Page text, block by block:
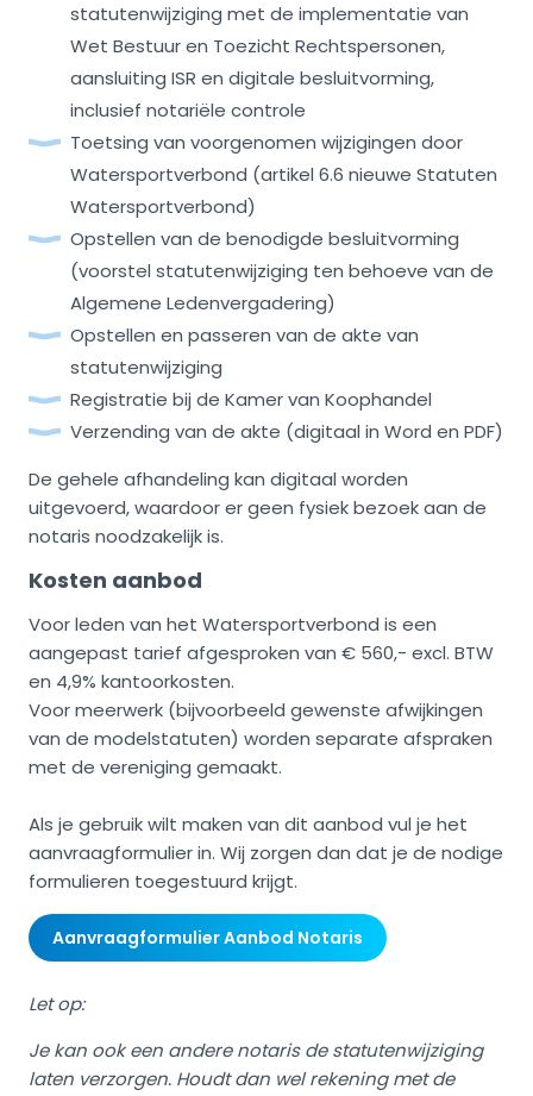
statutenwijziging met de implementatie van
Wet Bestuur en Toezicht Rechtspersonen,
aansluiting ISR en digitale besluitvorming,
inclusief notariële controle
Toetsing van voorgenomen wijzigingen door
Watersportverbond (artikel 6.6 nieuwe Statuten
Watersportverbond)
Opstellen van de benodigde besluitvorming
(voorstel statutenwijziging ten behoeve van de
Algemene Ledenvergadering)
Opstellen en passeren van de akte van
statutenwijziging
Registratie bij de Kamer van Koophandel
Verzending van de akte (digitaal in Word en PDF)
De gehele afhandeling kan digitaal worden
uitgevoerd, waardoor er geen fysiek bezoek aan de
notaris noodzakelijk is.
Kosten aanbod
Voor leden van het Watersportverbond is een
aangepast tarief afgesproken van € 560,- excl. BTW
en 4,9% kantoorkosten.
Voor meerwerk (bijvoorbeeld gewenste afwijkingen
van de modelstatuten) worden separate afspraken
met de vereniging gemaakt.
Als je gebruik wilt maken van dit aanbod vul je het
aanvraagformulier in. Wij zorgen dan dat je de nodige
formulieren toegestuurd krijgt.
Aanvraagformulier Aanbod Notaris
Let op:
Je kan ook een andere notaris de statutenwijziging
laten verzorgen. Houdt dan wel rekening met de